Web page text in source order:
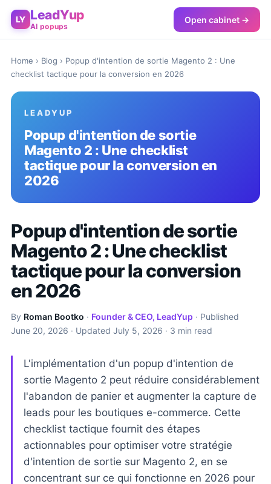
LY LeadYup
AI popups
Open cabinet →
Home › Blog › Popup d'intention de sortie Magento 2 : Une
checklist tactique pour la conversion en 2026
LEADYUP
Popup d'intention de sortie
Magento 2 : Une checklist
tactique pour la conversion en
2026
Popup d'intention de sortie
Magento 2 : Une checklist
tactique pour la conversion
en 2026
By Roman Bootko · Founder & CEO, LeadYup · Published
June 20, 2026 · Updated July 5, 2026 · 3 min read
L'implémentation d'un popup d'intention de
sortie Magento 2 peut réduire considérablement
l'abandon de panier et augmenter la capture de
leads pour les boutiques e-commerce. Cette
checklist tactique fournit des étapes
actionnables pour optimiser votre stratégie
d'intention de sortie sur Magento 2, en se
concentrant sur ce qui fonctionne en 2026 pour